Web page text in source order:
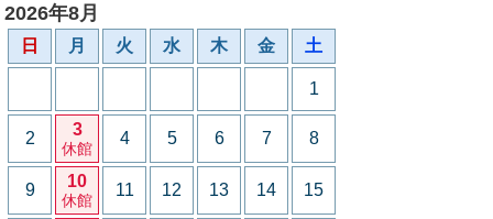
2026年8月
日 月 火 水 木 金 土
1
2 3
休館
4 5 6 7 8
9 10
休館
11 12 13 14 15